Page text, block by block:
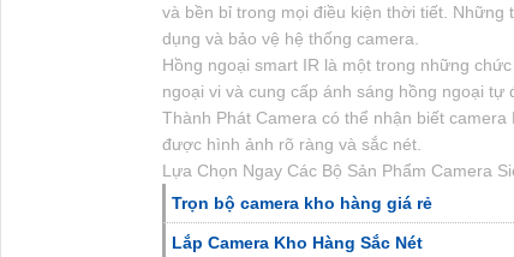
và bền bỉ trong mọi điều kiện thời tiết.
dụng và bảo vệ hệ thống camera.
Hồng ngoại smart IR là một trong những
ngoại vi và cung cấp ánh sáng hồng ngoại
Thành Phát Camera có thể nhận biết
được hình ảnh rõ ràng và sắc nét.
Lựa Chọn Ngay Các Bộ Sản Phẩm Camera
Trọn bộ camera kho hàng giá rẻ
Lắp Camera Kho Hàng Sắc Nét